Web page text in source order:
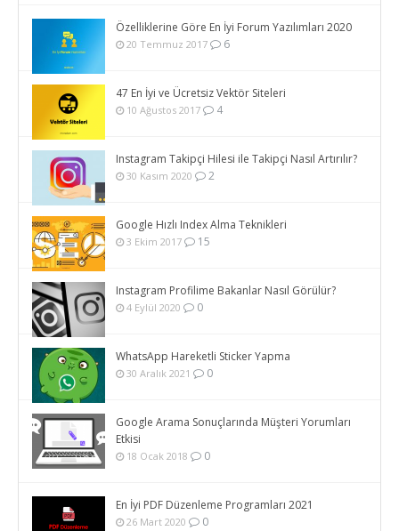
Özelliklerine Göre En İyi Forum Yazılımları 2020
20 Temmuz 2017 6
47 En İyi ve Ücretsiz Vektör Siteleri
10 Ağustos 2017 4
Instagram Takipçi Hilesi ile Takipçi Nasıl Artırılır?
30 Kasım 2020 2
Google Hızlı Index Alma Teknikleri
3 Ekim 2017 15
Instagram Profilime Bakanlar Nasıl Görülür?
4 Eylül 2020 0
WhatsApp Hareketli Sticker Yapma
30 Aralık 2021 0
Google Arama Sonuçlarında Müşteri Yorumları
Etkisi
18 Ocak 2018 0
En İyi PDF Düzenleme Programları 2021
26 Mart 2020 0